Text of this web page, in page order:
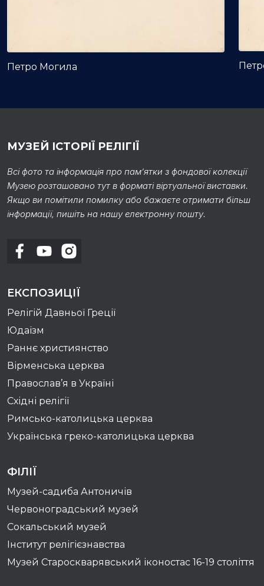
Петро Могила
МУЗЕЙ ІСТОРІЇ РЕЛІГІЇ
Всі фото та інформація про пам’ятки з фондової колекції
Музею розташовано тут в форматі віртуальної виставки.
Якщо ви помітили помилку або бажаєте отримати більш
інформації, пишіть на нашу електронну пошту.
ЕКСПОЗИЦІЇ
Релігій Давньої Греції
Юдаїзм
Раннє християнство
Вірменська церква
Православ’я в Україні
Східні релігії
Римсько-католицька церква
Українська греко-католицька церква
ФІЛІЇ
Музей-садиба Антоничів
Червоноградський музей
Сокальський музей
Інститут релігієзнавства
Музей Староскварявський іконостас 16-19 cтоліття